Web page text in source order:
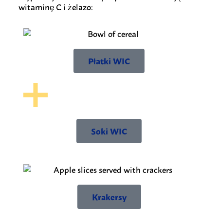
witaminę C i żelazo:
Płatki WIC
Soki WIC
Krakersy